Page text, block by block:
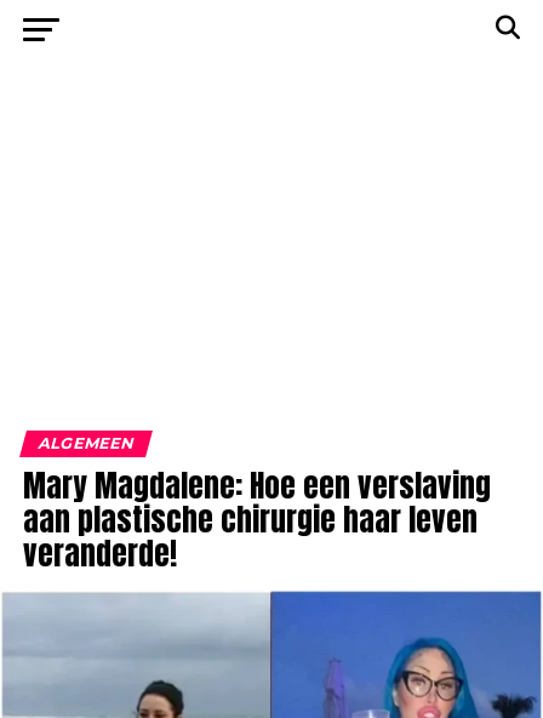
ALGEMEEN
Mary Magdalene: Hoe een verslaving
aan plastische chirurgie haar leven
veranderde!